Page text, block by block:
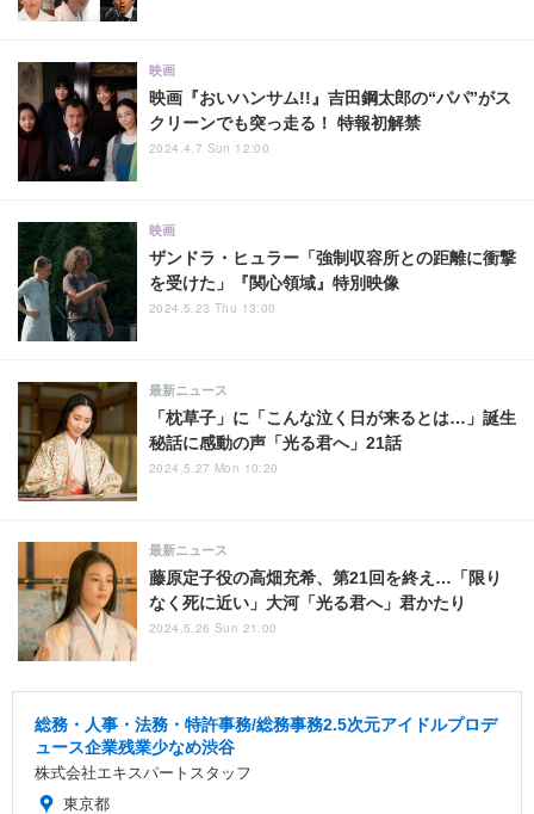
映画『おいハンサム!!』吉田鋼太郎の“パパ”がス
クリーンでも突っ走る！ 特報初解禁
映画
2024.4.7 Sun 12:00
ザンドラ・ヒュラー「強制収容所との距離に衝撃
を受けた」『関心領域』特別映像
映画
2024.5.23 Thu 13:00
「枕草子」に「こんな泣く日が来るとは…」誕生
秘話に感動の声「光る君へ」21話
最新ニュース
2024.5.27 Mon 10:20
藤原定子役の高畑充希、第21回を終え…「限り
なく死に近い」大河「光る君へ」君かたり
最新ニュース
2024.5.26 Sun 21:00
総務・人事・法務・特許事務/総務事務2.5次元アイドルプロデ
ュース企業残業少なめ渋谷
株式会社エキスパートスタッフ
東京都